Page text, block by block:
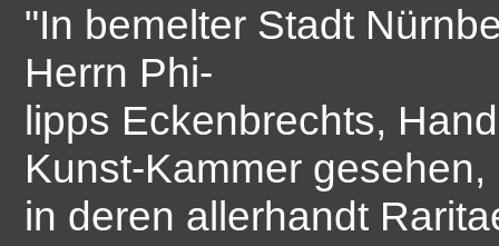
"In bemelter Stadt
Herrn Phi-
lipps Eckenbrechts,
Kunst-Kammer gesehen,
in deren allerhandt